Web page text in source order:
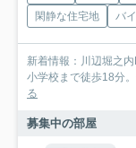
閑静な住宅地
バ
新着情報：川辺堀之
小学校まで徒歩18分
る
募集中の部屋